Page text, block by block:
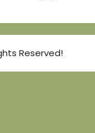
Reserved!